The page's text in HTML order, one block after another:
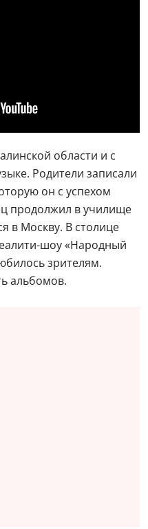
области и с
Родители записали
он с успехом
продолжил в училище
в Москву. В столице
шоу «Народный
зрителям.
альбомов.